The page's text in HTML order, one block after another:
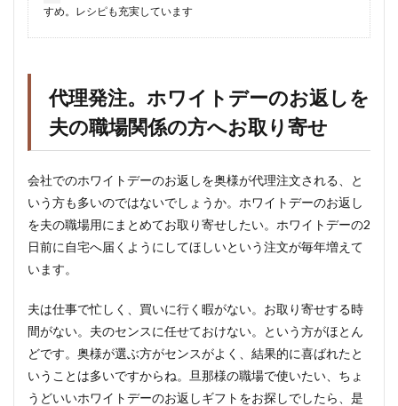
すめ。レシピも充実しています
代理発注。ホワイトデーのお返しを
夫の職場関係の方へお取り寄せ
会社でのホワイトデーのお返しを奥様が代理注文される、と
いう方も多いのではないでしょうか。ホワイトデーのお返し
を夫の職場用にまとめてお取り寄せしたい。ホワイトデーの2
日前に自宅へ届くようにしてほしいという注文が毎年増えて
います。
夫は仕事で忙しく、買いに行く暇がない。お取り寄せする時
間がない。夫のセンスに任せておけない。という方がほとん
どです。奥様が選ぶ方がセンスがよく、結果的に喜ばれたと
いうことは多いですからね。旦那様の職場で使いたい、ちょ
うどいいホワイトデーのお返しギフトをお探しでしたら、是